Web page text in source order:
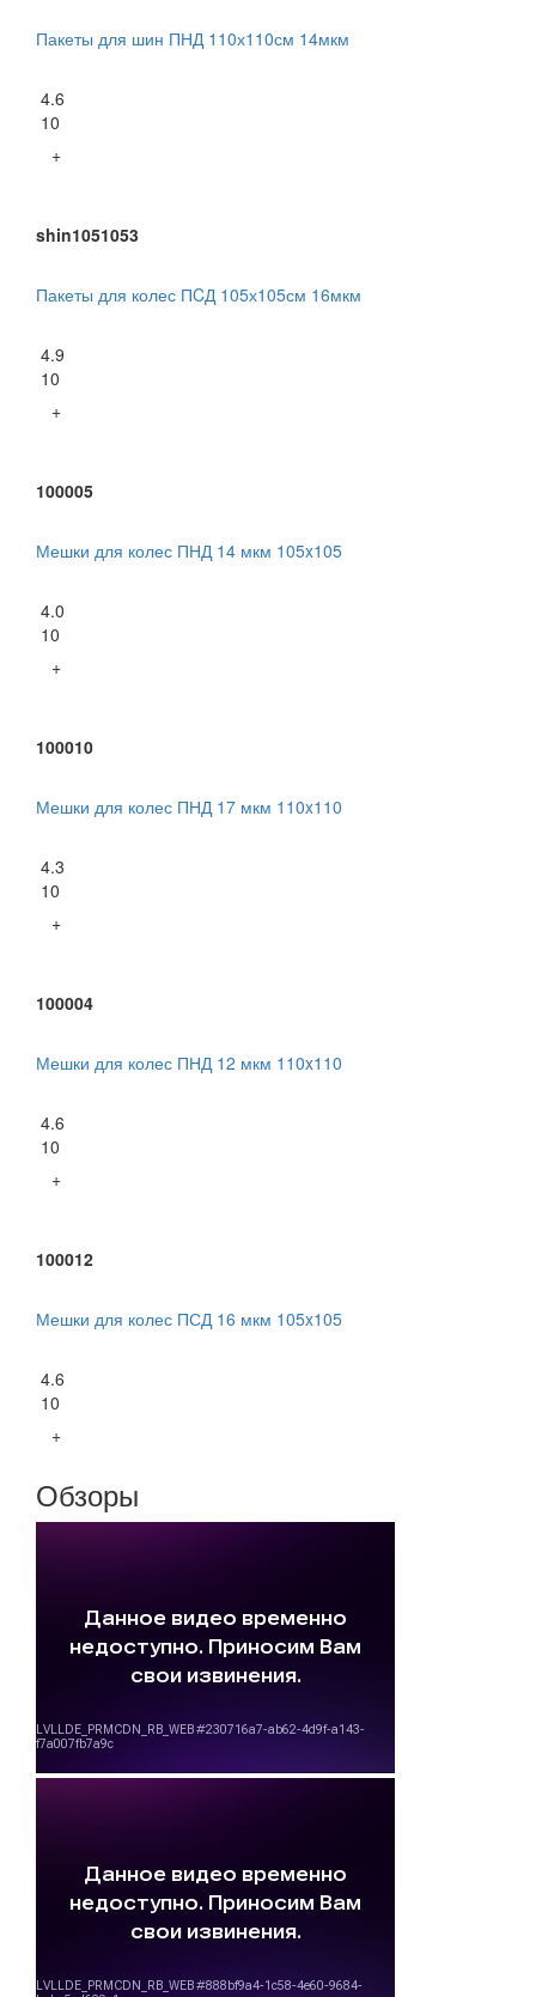
Пакеты для шин ПНД 110х110см 14мкм
4.6
10
+
shin1051053
Пакеты для колес ПCД 105х105см 16мкм
4.9
10
+
100005
Мешки для колес ПНД 14 мкм 105x105
4.0
10
+
100010
Мешки для колес ПНД 17 мкм 110x110
4.3
10
+
100004
Мешки для колес ПНД 12 мкм 110x110
4.6
10
+
100012
Мешки для колес ПСД 16 мкм 105x105
4.6
10
+
Обзоры